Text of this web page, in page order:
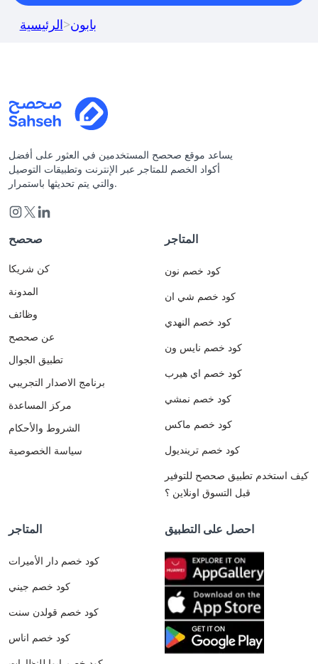
الرئيسية>بابون
يساعد موقع صحصح المستخدمين في العثور على أفضل
أكواد الخصم للمتاجر عبر الإنترنت وتطبيقات التوصيل
والتي يتم تحديثها باستمرار.
صحصح
كن شريكا
المدونة
وظائف
عن صحصح
تطبيق الجوال
برنامج الاصدار التجريبي
مركز المساعدة
الشروط والأحكام
سياسة الخصوصية
المتاجر
كود خصم نون
كود خصم شي ان
كود خصم النهدي
كود خصم نايس ون
كود خصم اي هيرب
كود خصم نمشي
كود خصم ماكس
كود خصم ترينديول
كيف استخدم تطبيق صحصح للتوفير
قبل التسوق اونلاين ؟
المتاجر
كود خصم دار الأميرات
كود خصم جيني
كود خصم قولدن سنت
كود خصم اناس
احصل على التطبيق